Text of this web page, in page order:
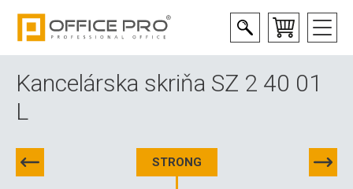
Kancelárska skriňa SZ 2 40 01
L
STRONG